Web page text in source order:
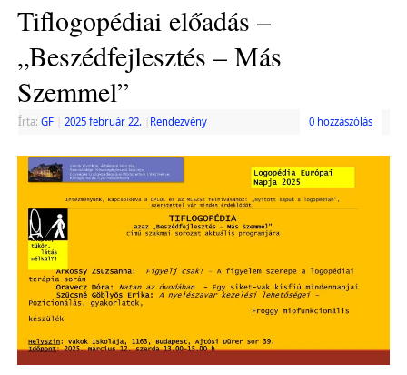
Tiflogopédiai előadás –
„Beszédfejlesztés – Más
Szemmel”
Írta: GF 2025 február 22. Rendezvény 0 hozzászólás